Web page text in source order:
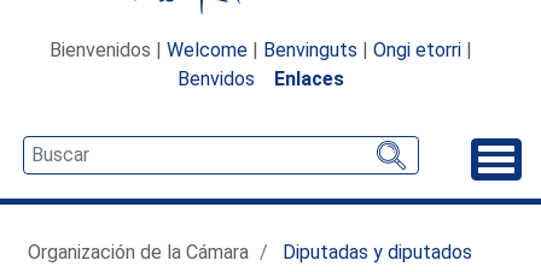
Bienvenidos | Welcome | Benvinguts | Ongi etorri |
Benvidos
Enlaces
Organización de la Cámara
Diputadas y diputados